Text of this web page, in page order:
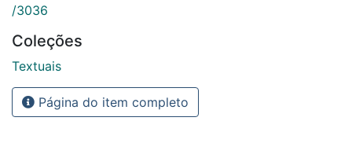
/3036
Coleções
Textuais
Página do item completo